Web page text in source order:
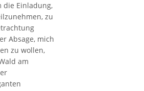
die Einladung,
zu
Absage, mich
zu wollen,
am